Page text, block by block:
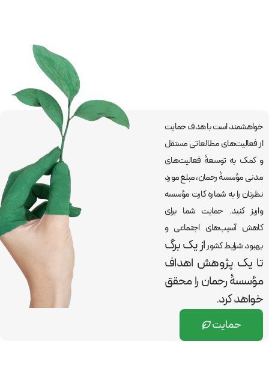
خواهشمند است با هدف حمایت
از فعالیت‌های مطالعاتی مستقل
و کمک به توسعۀ فعالیت‌های
مدنی مؤسسۀ رحمان، مبلغ مورد
نظرتان را به شماره کارت مؤسسه
واریز کنید. حمایت شما برای
کاهش آسیب‌های اجتماعی و
بهبود شرایط کشوراز یک برگ
تا یک پژوهش اهداف
مؤسسۀ رحمان رامحقق
خواهد کرد.
حمایت